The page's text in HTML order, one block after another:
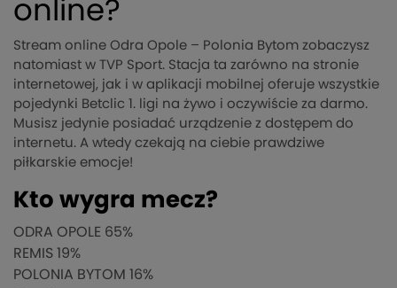
online?
Stream online Odra Opole – Polonia Bytom zobaczysz
natomiast w TVP Sport. Stacja ta zarówno na stronie
internetowej, jak i w aplikacji mobilnej oferuje wszystkie
pojedynki Betclic 1. ligi na żywo i oczywiście za darmo.
Musisz jedynie posiadać urządzenie z dostępem do
internetu. A wtedy czekają na ciebie prawdziwe
piłkarskie emocje!
Kto wygra mecz?
ODRA OPOLE 65%
REMIS 19%
POLONIA BYTOM 16%